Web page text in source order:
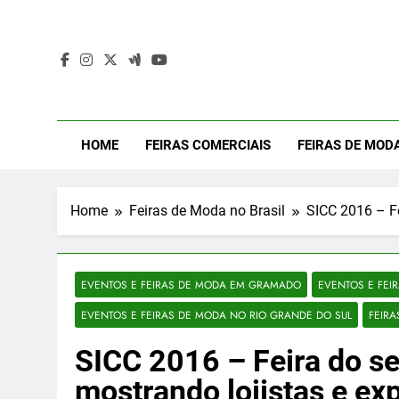
HOME FEIRAS COMERCIAIS FEIRAS DE
Home Feiras de Moda no Brasil SICC 2016 –
EVENTOS E FEIRAS DE MODA EM GRAMADO
EVENTOS E
EVENTOS E FEIRAS DE MODA NO RIO GRANDE DO SUL
SICC 2016 – Feira do
mostrando lojistas e